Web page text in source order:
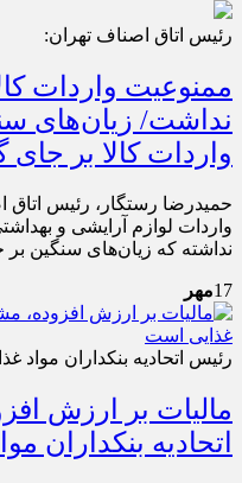
رئیس اتاق اصناف تهران:
ممنوعیت واردات
نداشت/ زیان‌های
واردات کالا بر
حمیدرضا رستگار، رئیس
واردات لوازم آرایشی و
نداشته که زیان‌های سنگین
17مهر
رئیس اتحادیه بنکداران مواد
مالیات بر ارزش
اتحادیه بنکداران